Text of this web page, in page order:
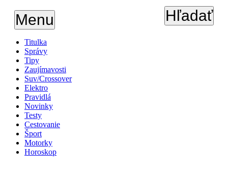
Menu Hľadať
Titulka
Správy
Tipy
Zaujímavosti
Suv/Crossover
Elektro
Pravidlá
Novinky
Testy
Cestovanie
Šport
Motorky
Horoskop